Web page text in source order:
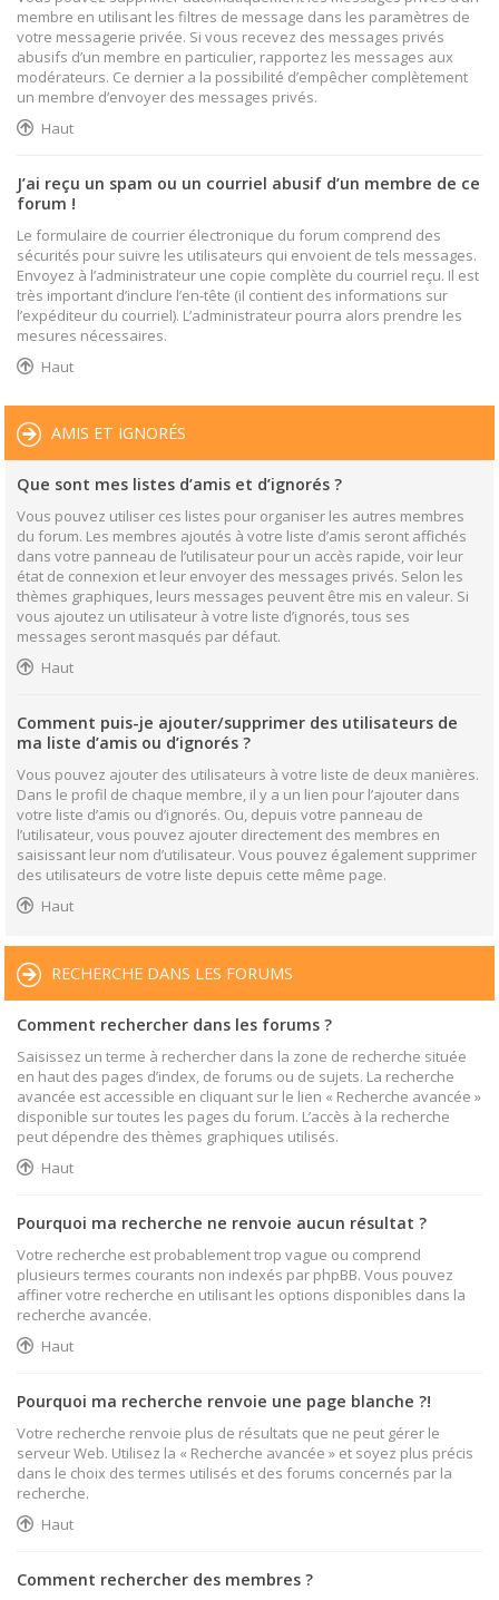
membre en utilisant les filtres de message dans les paramètres de
votre messagerie privée. Si vous recevez des messages privés
abusifs d’un membre en particulier, rapportez les messages aux
modérateurs. Ce dernier a la possibilité d’empêcher complètement
un membre d’envoyer des messages privés.
Haut
J’ai reçu un spam ou un courriel abusif d’un membre de ce
forum !
Le formulaire de courrier électronique du forum comprend des
sécurités pour suivre les utilisateurs qui envoient de tels messages.
Envoyez à l’administrateur une copie complète du courriel reçu. Il est
très important d’inclure l’en-tête (il contient des informations sur
l’expéditeur du courriel). L’administrateur pourra alors prendre les
mesures nécessaires.
Haut
AMIS ET IGNORÉS
Que sont mes listes d’amis et d’ignorés ?
Vous pouvez utiliser ces listes pour organiser les autres membres
du forum. Les membres ajoutés à votre liste d’amis seront affichés
dans votre panneau de l’utilisateur pour un accès rapide, voir leur
état de connexion et leur envoyer des messages privés. Selon les
thèmes graphiques, leurs messages peuvent être mis en valeur. Si
vous ajoutez un utilisateur à votre liste d’ignorés, tous ses
messages seront masqués par défaut.
Haut
Comment puis-je ajouter/supprimer des utilisateurs de
ma liste d’amis ou d’ignorés ?
Vous pouvez ajouter des utilisateurs à votre liste de deux manières.
Dans le profil de chaque membre, il y a un lien pour l’ajouter dans
votre liste d’amis ou d’ignorés. Ou, depuis votre panneau de
l’utilisateur, vous pouvez ajouter directement des membres en
saisissant leur nom d’utilisateur. Vous pouvez également supprimer
des utilisateurs de votre liste depuis cette même page.
Haut
RECHERCHE DANS LES FORUMS
Comment rechercher dans les forums ?
Saisissez un terme à rechercher dans la zone de recherche située
en haut des pages d’index, de forums ou de sujets. La recherche
avancée est accessible en cliquant sur le lien « Recherche avancée »
disponible sur toutes les pages du forum. L’accès à la recherche
peut dépendre des thèmes graphiques utilisés.
Haut
Pourquoi ma recherche ne renvoie aucun résultat ?
Votre recherche est probablement trop vague ou comprend
plusieurs termes courants non indexés par phpBB. Vous pouvez
affiner votre recherche en utilisant les options disponibles dans la
recherche avancée.
Haut
Pourquoi ma recherche renvoie une page blanche ?!
Votre recherche renvoie plus de résultats que ne peut gérer le
serveur Web. Utilisez la « Recherche avancée » et soyez plus précis
dans le choix des termes utilisés et des forums concernés par la
recherche.
Haut
Comment rechercher des membres ?